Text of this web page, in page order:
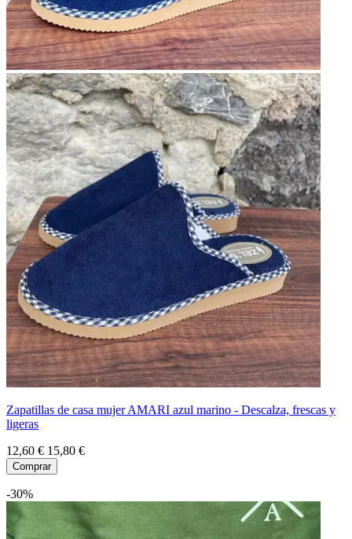
Zapatillas de casa mujer AMARI azul marino - Descalza, frescas y
ligeras
12,60 € 15,80 €
Comprar
-30%